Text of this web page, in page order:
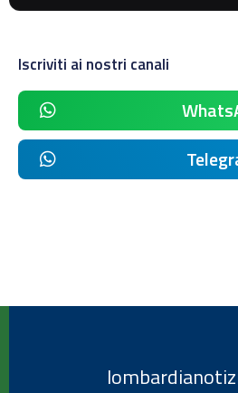
Iscriviti ai nostri canali